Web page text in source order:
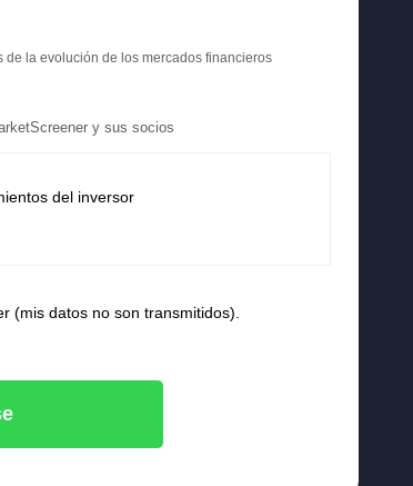
la evolución de los mercados financieros
y sus socios
del inversor
(mis datos no son transmitidos).